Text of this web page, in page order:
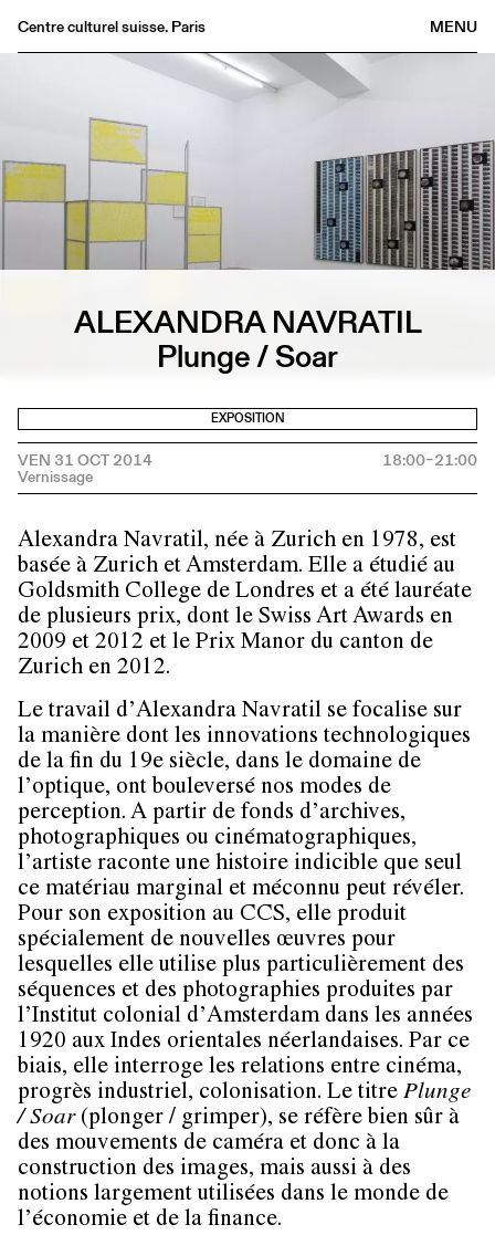
MENU
Centre culturel suisse. Paris
Archives
Médiathèque
Éditions
ALEXANDRA NAVRATIL
Plunge / Soar
EXPOSITION
VEN 31 OCT 2014 18:00–21:00
Alexandra Navratil, née à Zurich en 1978, est
basée à Zurich et Amsterdam. Elle a étudié au
Goldsmith College de Londres et a été lauréate
de plusieurs prix, dont le Swiss Art Awards en
2009 et 2012 et le Prix Manor du canton de
Zurich en 2012.
Le travail d’Alexandra Navratil se focalise sur
la manière dont les innovations technologiques
de la fin du 19e siècle, dans le domaine de
l’optique, ont bouleversé nos modes de
perception. A partir de fonds d’archives,
photographiques ou cinématographiques,
l’artiste raconte une histoire indicible que seul
ce matériau marginal et méconnu peut révéler.
Pour son exposition au CCS, elle produit
spécialement de nouvelles œuvres pour
lesquelles elle utilise plus particulièrement des
séquences et des photographies produites par
l’Institut colonial d’Amsterdam dans les années
1920 aux Indes orientales néerlandaises. Par ce
biais, elle interroge les relations entre cinéma,
progrès industriel, colonisation. Le titre Plunge
/ Soar (plonger / grimper), se réfère bien sûr à
des mouvements de caméra et donc à la
construction des images, mais aussi à des
notions largement utilisées dans le monde de
l’économie et de la finance.